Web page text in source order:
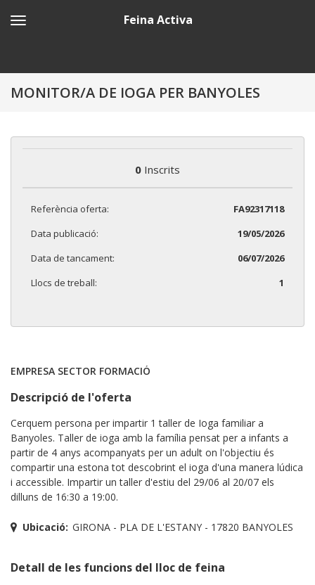
Feina Activa
MONITOR/A DE IOGA PER BANYOLES
0 Inscrits
Referència oferta:
FA92317118
Data publicació:
19/05/2026
Data de tancament:
06/07/2026
Llocs de treball:
1
EMPRESA SECTOR FORMACIÓ
Descripció de l'oferta
Cerquem persona per impartir 1 taller de Ioga familiar a
Banyoles. Taller de ioga amb la família pensat per a infants a
partir de 4 anys acompanyats per un adult on l'objectiu és
compartir una estona tot descobrint el ioga d'una manera lúdica
i accessible. Impartir un taller d'estiu del 29/06 al 20/07 els
dilluns de 16:30 a 19:00.
Ubicació: GIRONA - PLA DE L'ESTANY - 17820 BANYOLES
Detall de les funcions del lloc de feina